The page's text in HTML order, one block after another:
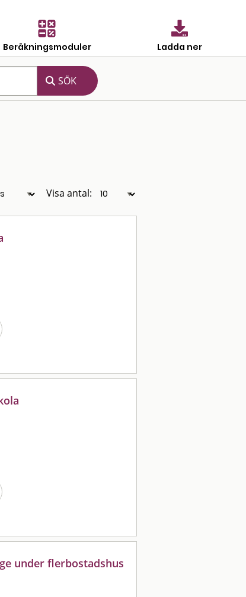
Beräkningsmoduler Ladda ner
Visa antal:
under flerbostadshus